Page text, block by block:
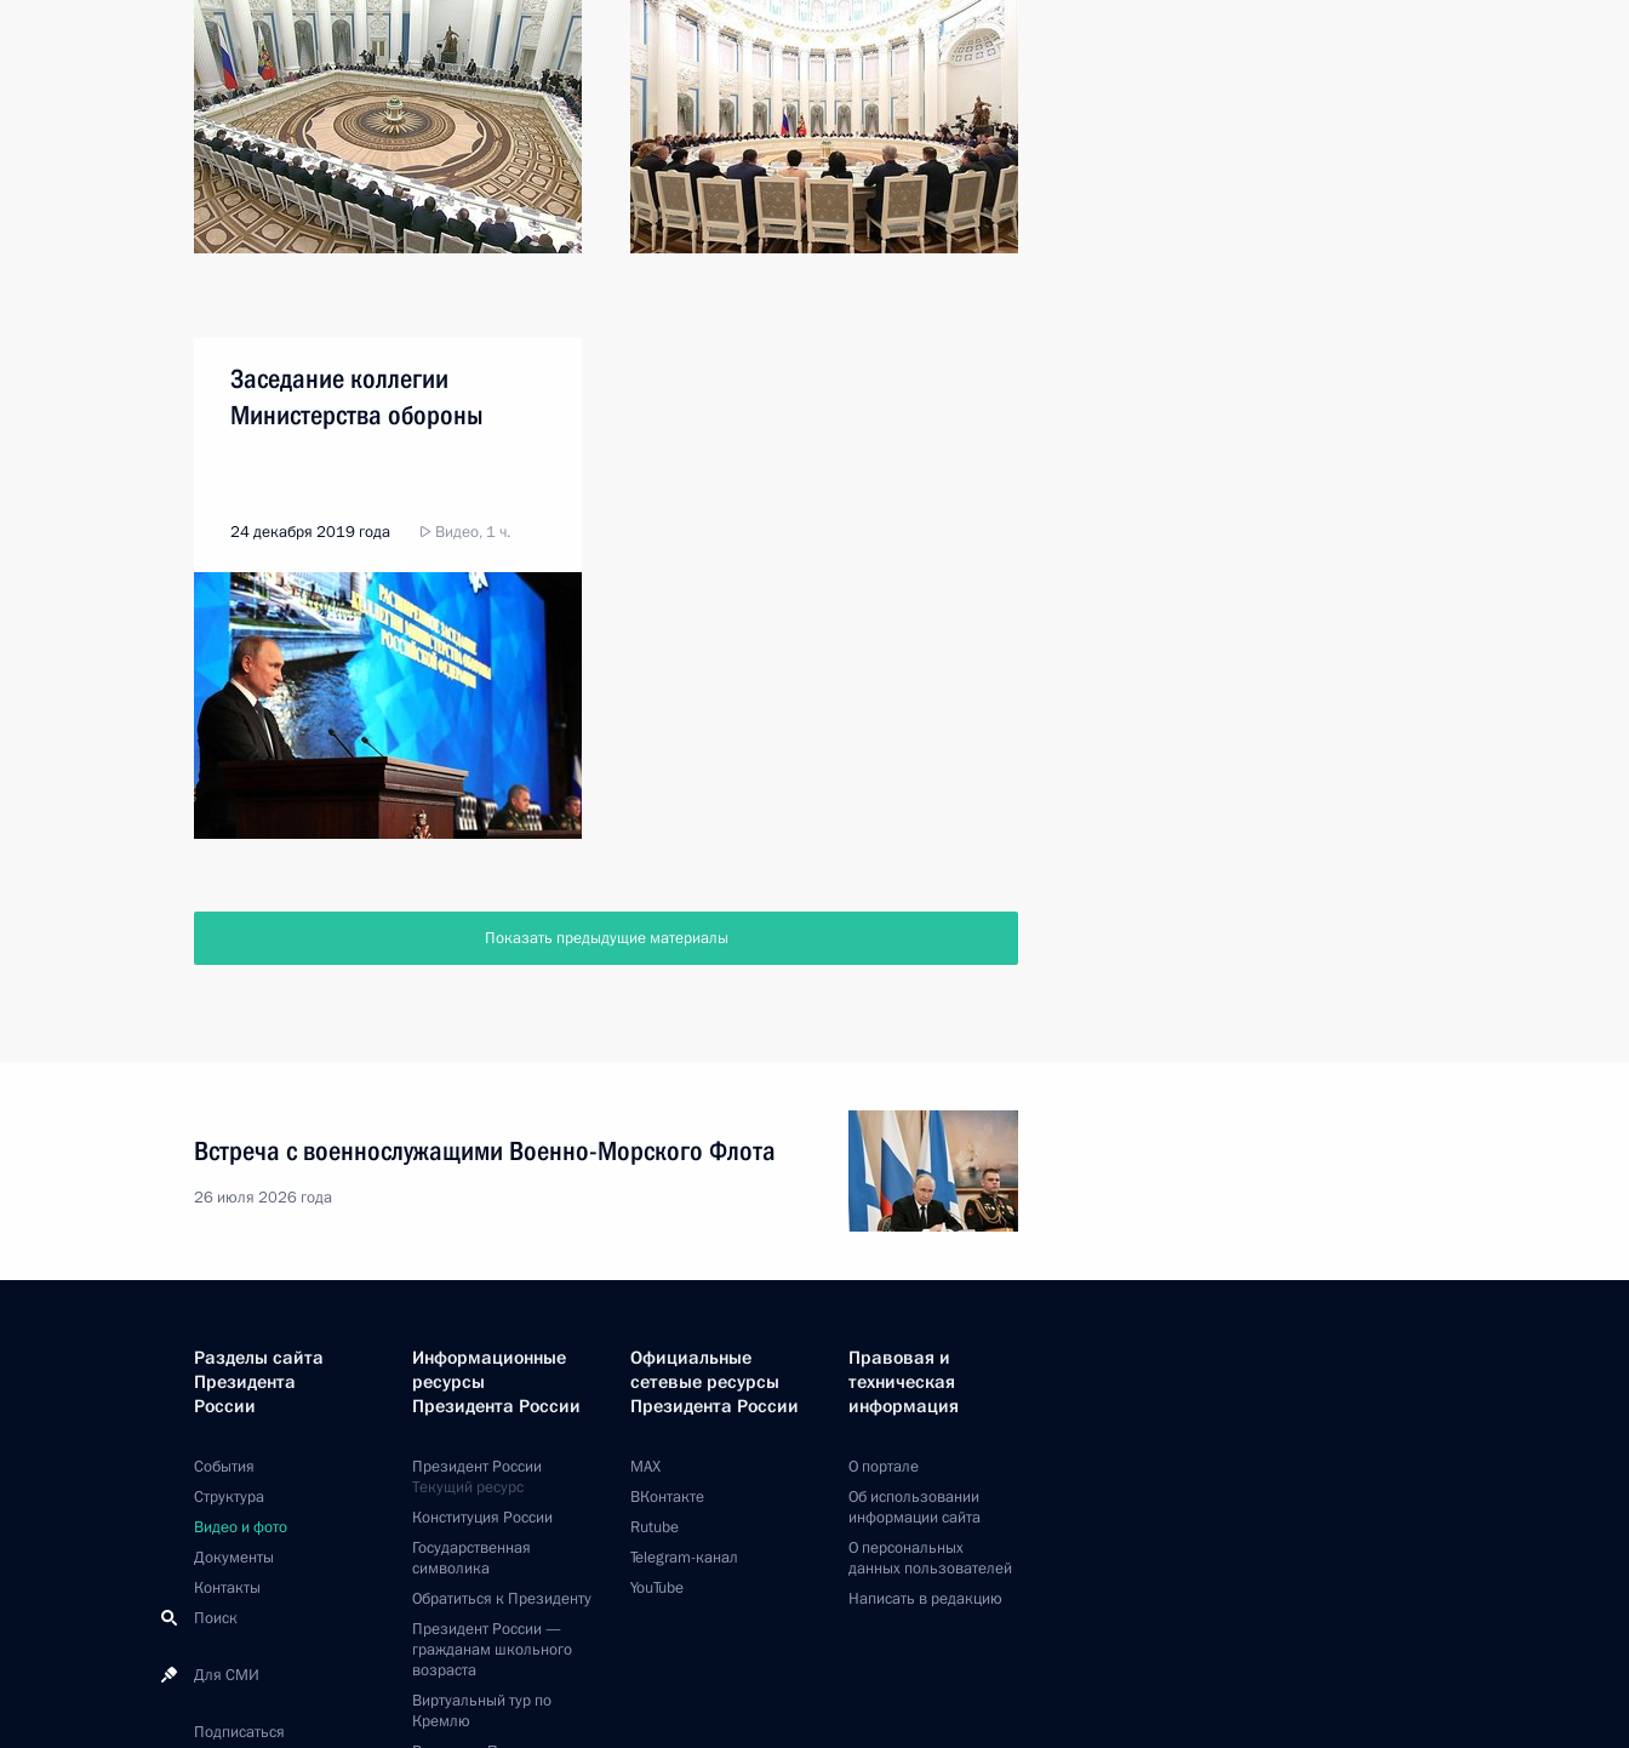
Заседание коллегии
Министерства обороны
24 декабря 2019 года Видео, 1 ч.
Показать предыдущие материалы
Встреча с военнослужащими Военно-Морского Флота
26 июля 2026 года
Разделы сайта
Президента
России
События
Структура
Видео и фото
Документы
Контакты
Поиск
Для СМИ
Подписаться
Информационные
ресурсы
Президента России
Президент России
Текущий ресурс
Конституция России
Государственная
символика
Обратиться к Президенту
Президент России —
гражданам школьного
возраста
Виртуальный тур по
Кремлю
Официальные
сетевые ресурсы
Президента России
MAX
ВКонтакте
Rutube
Telegram-канал
YouTube
Правовая и
техническая
информация
О портале
Об использовании
информации сайта
О персональных
данных пользователей
Написать в редакцию